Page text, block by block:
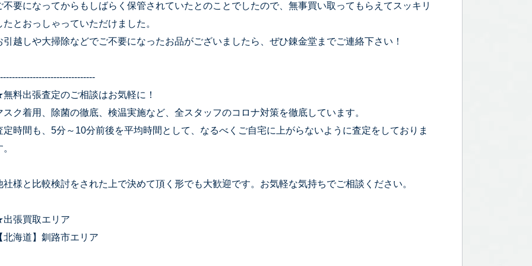
不要になってからもしばらく保管されていたとのことでしたので、無事買い取ってもらえてスッキリ
たとおっしゃっていただけました。
引越しや大掃除などでご不要になったお品がございましたら、ぜひ錬金堂までご連絡下さい！
料出張査定のご相談はお気軽に！
スク着用、除菌の徹底、検温実施など、全スタッフのコロナ対策を徹底しています。
定時間も、5分～10分前後を平均時間として、なるべくご自宅に上がらないように査定をしておりま
社様と比較検討をされた上で決めて頂く形でも大歓迎です。お気軽な気持ちでご相談ください。
張買取エリア
北海道】釧路市エリア